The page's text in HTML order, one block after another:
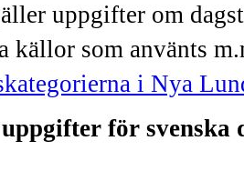
uppgifter om
källor som använts
i Nya
för svenska